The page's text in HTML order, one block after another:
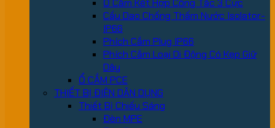
Ổ Cắm Kết Hợp Công Tắc 3 Cực
Cầu Dao Chống Thấm Nước Isolator-
IP66
Phích Cắm Plug IP66
Phích Cắm Loại Di Động Có Kẹp Giữ
Dây
Ổ CẮM PCE
THIẾT BỊ ĐIỆN DÂN DỤNG
Thiết Bị Chiếu Sáng
Đèn MPE